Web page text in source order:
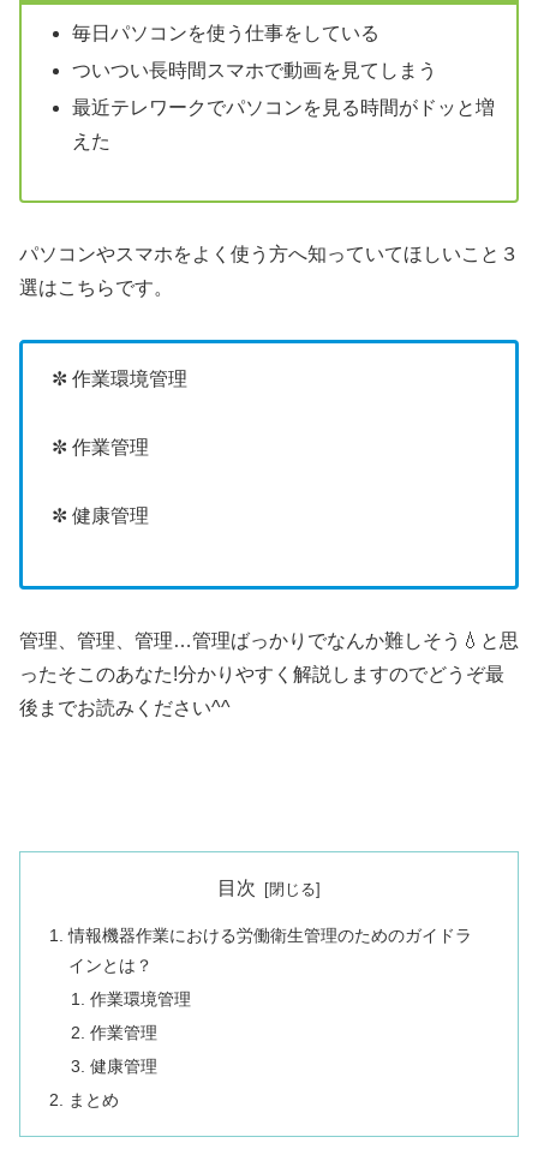
毎日パソコンを使う仕事をしている
ついつい長時間スマホで動画を見てしまう
最近テレワークでパソコンを見る時間がドッと増
えた
パソコンやスマホをよく使う方へ知っていてほしいこと３
選はこちらです。
✼ 作業環境管理
✼ 作業管理
✼ 健康管理
管理、管理、管理…管理ばっかりでなんか難しそう💧と思
ったそこのあなた!分かりやすく解説しますのでどうぞ最
後までお読みください^^
目次
情報機器作業における労働衛生管理のためのガイドラ
インとは？
作業環境管理
作業管理
健康管理
まとめ